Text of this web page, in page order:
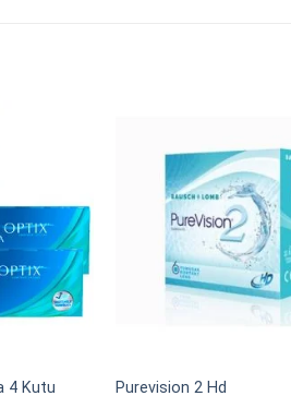
4 Kutu Purevision 2 Hd